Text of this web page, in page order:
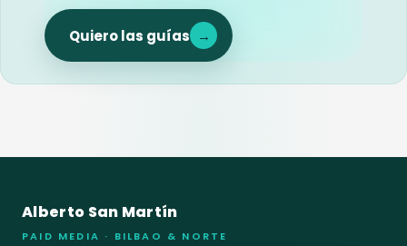
Quiero las guías →
Alberto San Martín
PAID MEDIA · BILBAO & NORTE